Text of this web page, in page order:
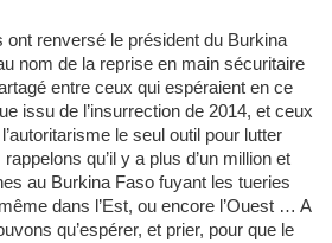
ont renversé le président du Burkina
nom de la reprise en main sécuritaire
entre ceux qui espéraient en ce
issu de l’insurrection de 2014, et ceux
le seul outil pour lutter
qu’il y a plus d’un million et
au Burkina Faso fuyant les tueries
dans l’Est, ou encore l’Ouest … A
qu’espérer, et prier, pour que le